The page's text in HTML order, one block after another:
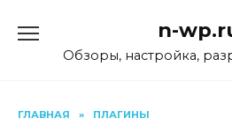
содержанию
n-
Обзоры, настройка,
ГЛАВНАЯ » ПЛАГИНЫ